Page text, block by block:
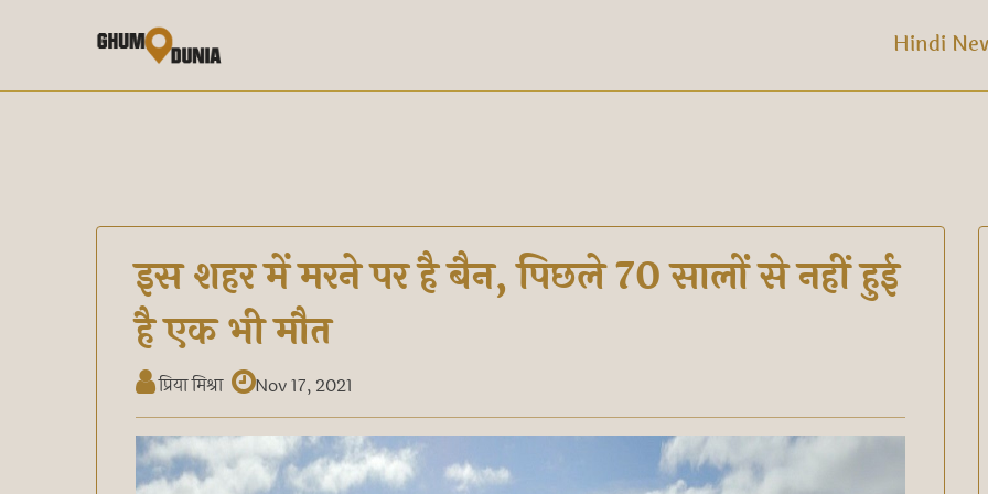
Hindi
इस शहर में मरने पर है बैन, पिछले 70 सालों से नहीं हुई
है एक भी मौत
प्रिया मिश्रा Nov 17, 2021